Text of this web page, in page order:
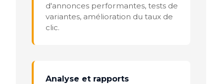
d'annonces performantes, tests de
variantes, amélioration du taux de
clic.
Analyse et rapports